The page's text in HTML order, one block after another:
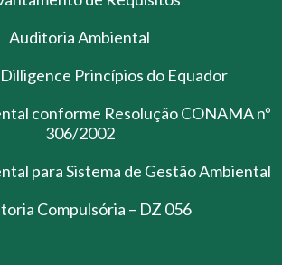
Auditoria Ambiental
Princípios do Equador
conforme Resolução CONAMA nº
306/2002
para Sistema de Gestão Ambiental
Compulsória – DZ 056